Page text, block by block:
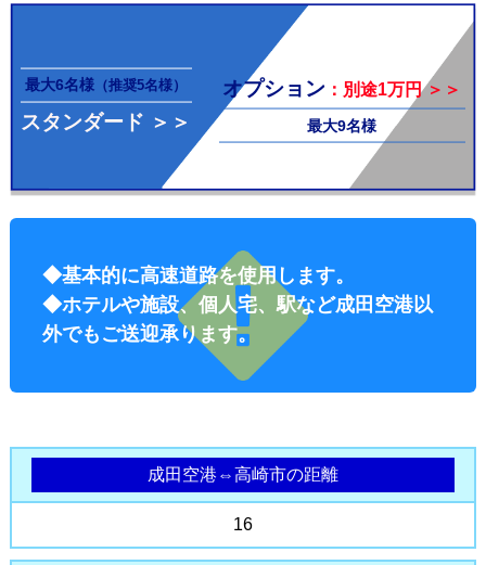
オプシ
ョン料
金
スタンダード ＞＞
最大6名様 （推奨5名様） オプション ：別途1万円 ＞＞
最大9名様
◆基本的に高速道路を使用します。
◆ホテルや施設、個人宅、駅など成田空港以
外でもご送迎承ります。
成田空港⇔高崎市の距離
16